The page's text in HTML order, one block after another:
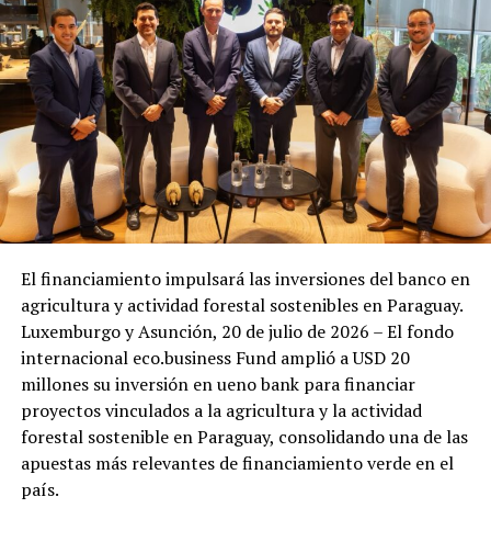
El financiamiento impulsará las inversiones del banco en
agricultura y actividad forestal sostenibles en Paraguay.
Luxemburgo y Asunción, 20 de julio de 2026 – El fondo
internacional eco.business Fund amplió a USD 20
millones su inversión en ueno bank para financiar
proyectos vinculados a la agricultura y la actividad
forestal sostenible en Paraguay, consolidando una de las
apuestas más relevantes de financiamiento verde en el
país.